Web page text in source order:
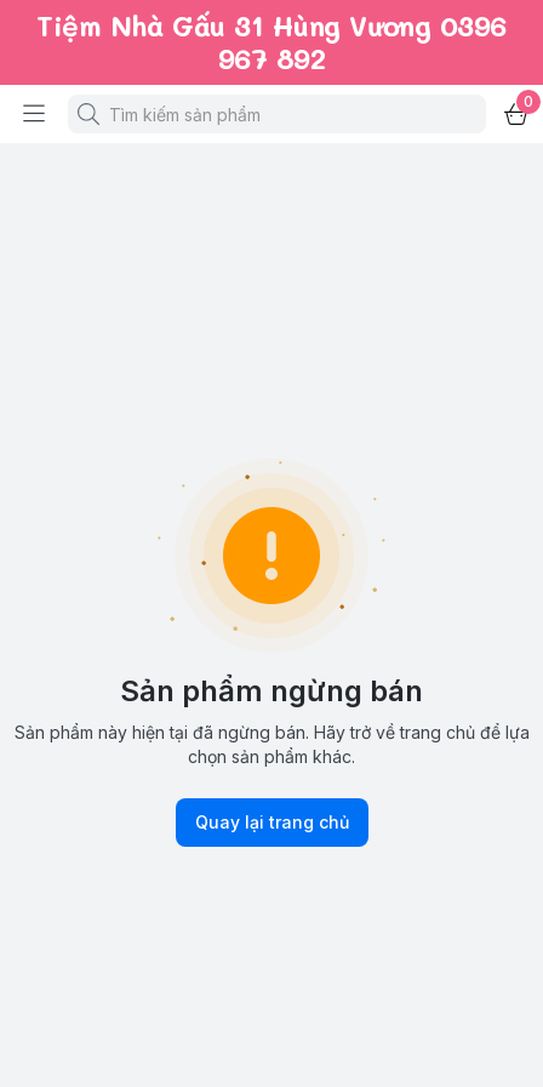
Tiệm Nhà Gấu 31 Hùng Vương 0396
967 892
0
Sản phẩm ngừng bán
Sản phẩm này hiện tại đã ngừng bán. Hãy trở về trang chủ để lựa
chọn sản phẩm khác.
Quay lại trang chủ